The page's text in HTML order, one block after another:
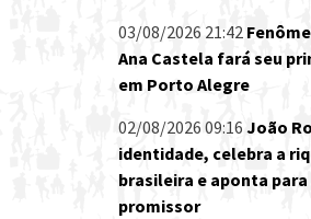
03/08/2026 21:42
Ana Castela fará seu
em Porto Alegre
02/08/2026 09:16 João
identidade, celebra a
brasileira e aponta
promissor